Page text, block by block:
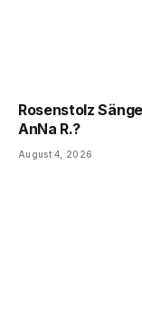
Rosenstolz
AnNa R.?
August 4, 2026